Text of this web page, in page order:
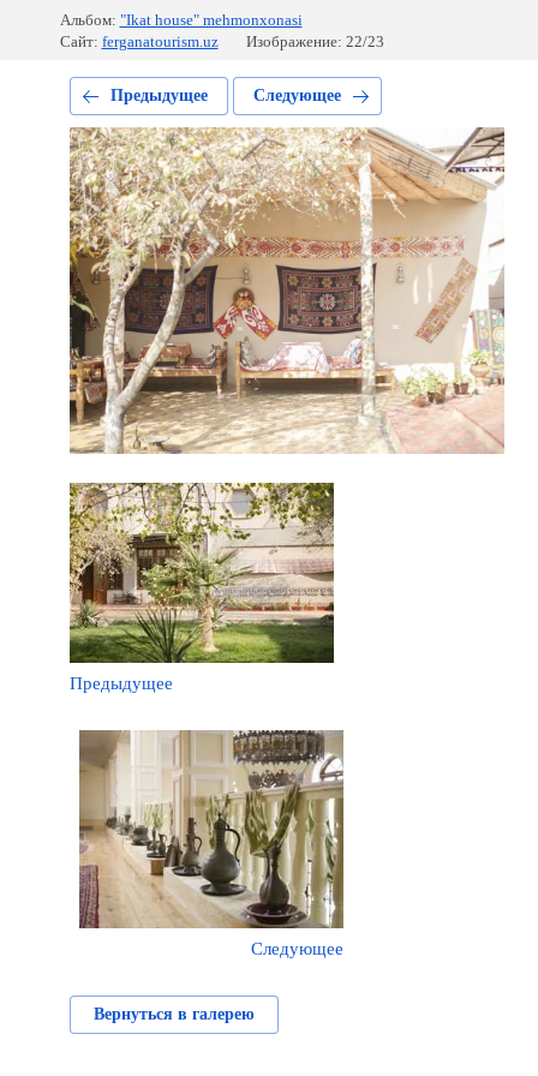
Альбом: "Ikat house" mehmonxonasi
Сайт: ferganatourism.uz Изображение: 22/23
Предыдущее Следующее
Предыдущее
Следующее
Вернуться в галерею